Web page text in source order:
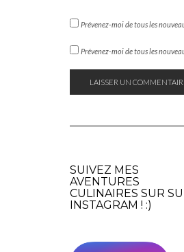
Prévenez-moi de tous les
Prévenez-moi de tous les
SUIVEZ MES
AVENTURES
CULINAIRES SUR
INSTAGRAM ! :)